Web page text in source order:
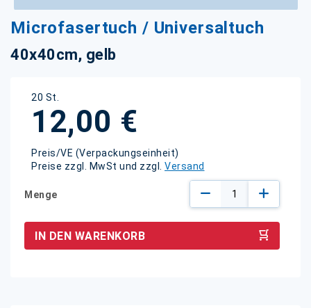
Microfasertuch / Universaltuch
40x40cm, gelb
20 St.
12,00 €
Preis/VE (Verpackungseinheit)
Preise zzgl. MwSt und zzgl. Versand
Menge
IN DEN WARENKORB
Zum
Anfang
der
Bildgalerie